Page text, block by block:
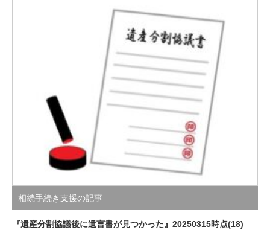
相続手続き支援の記事
『遺産分割協議後に遺言書が見つかった』20250315時点(18)